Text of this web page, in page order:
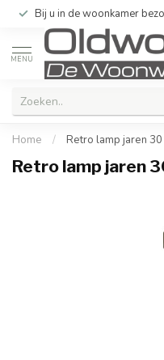
Bij u in de woonkamer
MENU
Home / Retro lamp jaren 30
Retro lamp jaren